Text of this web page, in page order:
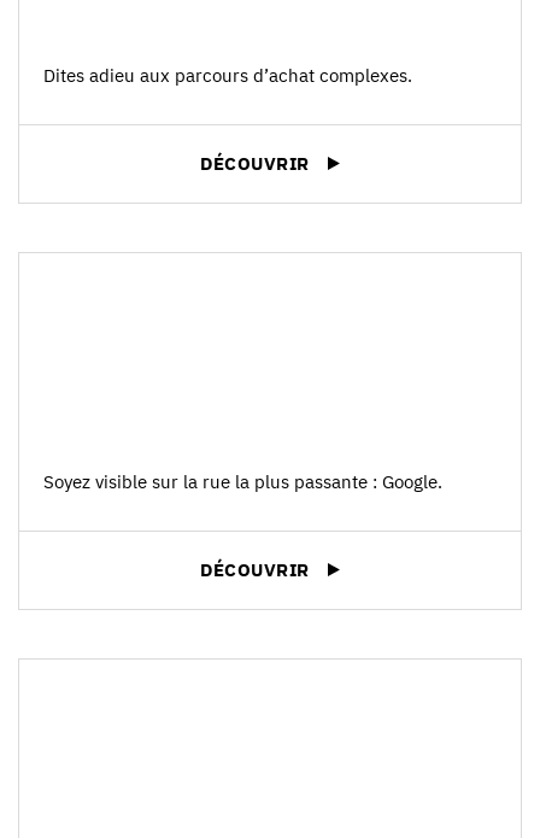
Dites adieu aux parcours d’achat complexes.
DÉCOUVRIR
Soyez visible sur la rue la plus passante : Google.
DÉCOUVRIR